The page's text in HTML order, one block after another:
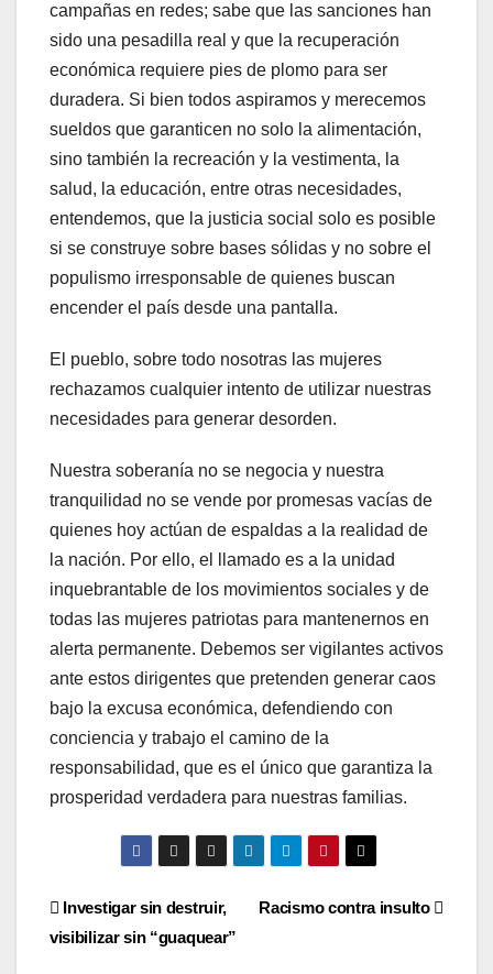
campañas en redes; sabe que las sanciones han
sido una pesadilla real y que la recuperación
económica requiere pies de plomo para ser
duradera. Si bien todos aspiramos y merecemos
sueldos que garanticen no solo la alimentación,
sino también la recreación y la vestimenta, la
salud, la educación, entre otras necesidades,
entendemos, que la justicia social solo es posible
si se construye sobre bases sólidas y no sobre el
populismo irresponsable de quienes buscan
encender el país desde una pantalla.
El pueblo, sobre todo nosotras las mujeres
rechazamos cualquier intento de utilizar nuestras
necesidades para generar desorden.
Nuestra soberanía no se negocia y nuestra
tranquilidad no se vende por promesas vacías de
quienes hoy actúan de espaldas a la realidad de
la nación. Por ello, el llamado es a la unidad
inquebrantable de los movimientos sociales y de
todas las mujeres patriotas para mantenernos en
alerta permanente. Debemos ser vigilantes activos
ante estos dirigentes que pretenden generar caos
bajo la excusa económica, defendiendo con
conciencia y trabajo el camino de la
responsabilidad, que es el único que garantiza la
prosperidad verdadera para nuestras familias.
Navegación
Racismo contra insulto
Investigar sin destruir,
visibilizar sin “guaquear”